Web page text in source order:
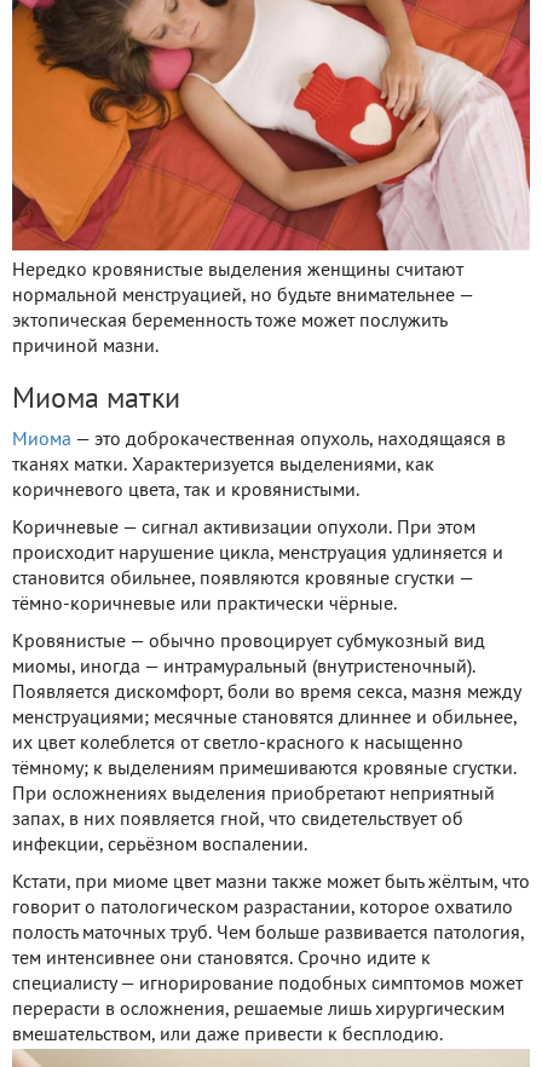
Нередко кровянистые выделения женщины считают
нормальной менструацией, но будьте внимательнее —
эктопическая беременность тоже может послужить
причиной мазни.
Миома матки
Миома — это доброкачественная опухоль, находящаяся в
тканях матки. Характеризуется выделениями, как
коричневого цвета, так и кровянистыми.
Коричневые — сигнал активизации опухоли. При этом
происходит нарушение цикла, менструация удлиняется и
становится обильнее, появляются кровяные сгустки —
тёмно-коричневые или практически чёрные.
Кровянистые — обычно провоцирует субмукозный вид
миомы, иногда — интрамуральный (внутристеночный).
Появляется дискомфорт, боли во время секса, мазня между
менструациями; месячные становятся длиннее и обильнее,
их цвет колеблется от светло-красного к насыщенно
тёмному; к выделениям примешиваются кровяные сгустки.
При осложнениях выделения приобретают неприятный
запах, в них появляется гной, что свидетельствует об
инфекции, серьёзном воспалении.
Кстати, при миоме цвет мазни также может быть жёлтым, что
говорит о патологическом разрастании, которое охватило
полость маточных труб. Чем больше развивается патология,
тем интенсивнее они становятся. Срочно идите к
специалисту — игнорирование подобных симптомов может
перерасти в осложнения, решаемые лишь хирургическим
вмешательством, или даже привести к бесплодию.